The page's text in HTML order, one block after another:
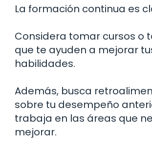
La formación continua es
Considera tomar cursos o
que te ayuden a mejorar
habilidades.
Además, busca
sobre tu desempeño
trabaja en las áreas que
mejorar.